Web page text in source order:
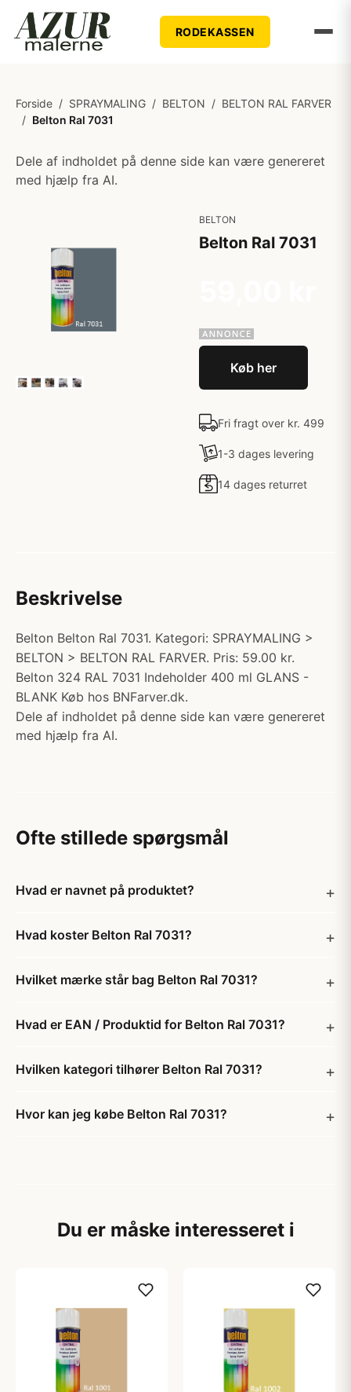
RODEKASSEN
Forside / SPRAYMALING / BELTON / BELTON RAL FARVER
/ Belton Ral 7031
Dele af indholdet på denne side kan være genereret
med hjælp fra AI.
BELTON
Belton Ral 7031
Køb her
Fri fragt over kr. 499
1-3 dages levering
14 dages returret
Beskrivelse
Belton Belton Ral 7031. Kategori: SPRAYMALING >
BELTON > BELTON RAL FARVER. Pris: 59.00 kr.
Belton 324 RAL 7031 Indeholder 400 ml GLANS -
BLANK Køb hos BNFarver.dk.
Dele af indholdet på denne side kan være genereret
med hjælp fra AI.
Ofte stillede spørgsmål
Hvad er navnet på produktet?
Hvad koster Belton Ral 7031?
Hvilket mærke står bag Belton Ral 7031?
Hvad er EAN / Produktid for Belton Ral 7031?
Hvilken kategori tilhører Belton Ral 7031?
Hvor kan jeg købe Belton Ral 7031?
Du er måske interesseret i